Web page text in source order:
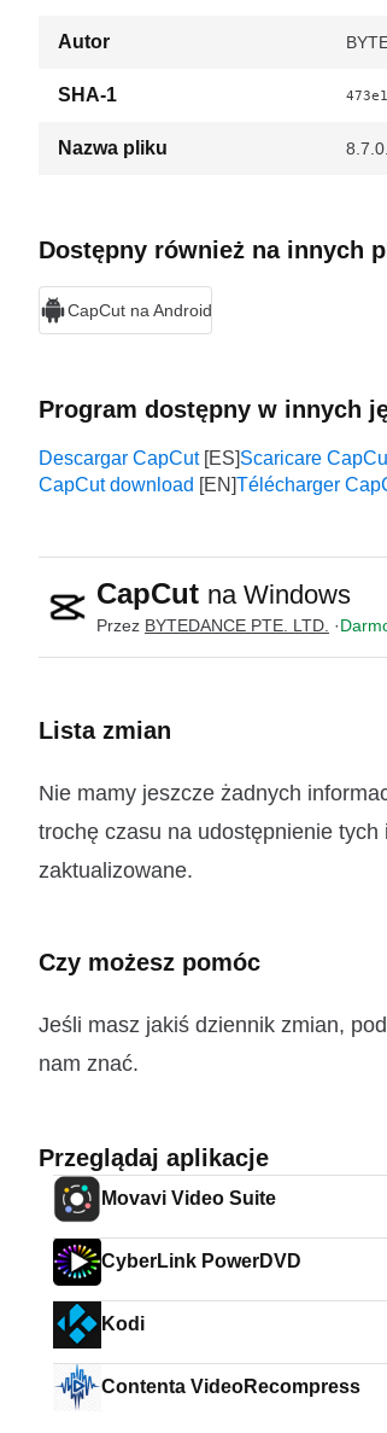
Autor
SHA-1
Nazwa pliku
Dostępny również na innych
CapCut na Android
Program dostępny w innych
Descargar CapCut Scaricare
CapCut download
Télécharger
CapCut na Windows
Przez BYTEDANCE PTE. LTD.
Lista zmian
Nie mamy jeszcze żadnych
trochę czasu na udostępnienie
zaktualizowane.
Czy możesz pomóc
Jeśli masz jakiś dziennik zmian,
nam znać.
Przeglądaj aplikacje
Movavi Video Suite
CyberLink PowerDVD
Kodi
Contenta VideoRecompress